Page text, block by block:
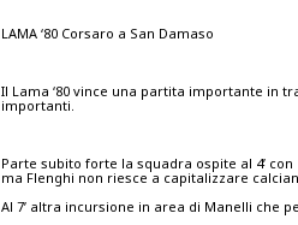
LAMA ‘80 Corsaro a San Damaso
Il Lama ‘80 vince una partita importante in
importanti.
Parte subito forte la squadra ospite al 4’
ma Flenghi non riesce a capitalizzare
Al 7’ altra incursione in area di Manelli che